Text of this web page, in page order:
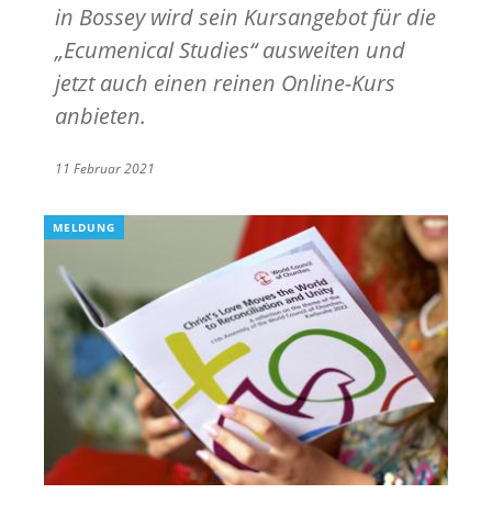
in Bossey wird sein Kursangebot für die
„Ecumenical Studies“ ausweiten und
jetzt auch einen reinen Online-Kurs
anbieten.
11 Februar 2021
MELDUNG